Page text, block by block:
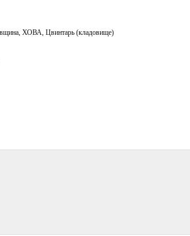
,ХОВА,Цвинтарь (кладовище)